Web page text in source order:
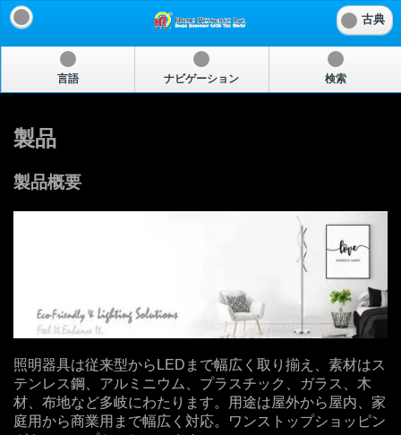
古典
言語 ナビゲーション 検索
製品
製品概要
照明器具は従来型からLEDまで幅広く取り揃え、素材はス
テンレス鋼、アルミニウム、プラスチック、ガラス、木
材、布地など多岐にわたります。用途は屋外から屋内、家
庭用から商業用まで幅広く対応。ワンストップショッピン